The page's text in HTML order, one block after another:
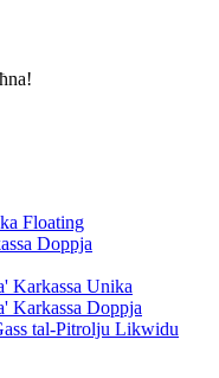
Floating
Doppja
Karkassa Unika
Karkassa Doppja
tal-Pitrolju Likwidu